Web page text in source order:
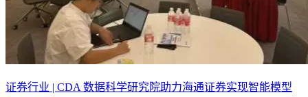
证券行业 | CDA 数据科学研究院助力海通证券实现智能模型